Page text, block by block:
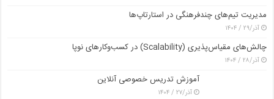
مدیریت تیم‌های چندفرهنگی در استارتاپ‌ها
آذر/۲۹ / ۱۴۰۴
چالش‌های مقیاس‌پذیری (Scalability) در کسب‌وکارهای نوپا
آذر/۲۸ / ۱۴۰۴
آموزش تدریس خصوصی آنلاین
آذر/۲۷ / ۱۴۰۴